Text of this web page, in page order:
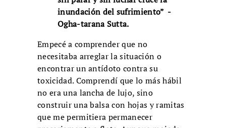
inundación del sufrimiento” -
Ogha-tarana Sutta.
Empecé a comprender que no
necesitaba arreglar la situación o
encontrar un antídoto contra su
toxicidad. Comprendí que lo más hábil
no era una lancha de lujo, sino
construir una balsa con hojas y ramitas
que me permitiera permanecer